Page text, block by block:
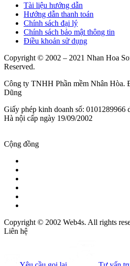
Tài liệu hướng dẫn
Hướng dẫn thanh toán
Chính sách đại lý
Chính sách bảo mật thông tin
Điều khoản sử dụng
Copyright © 2002 – 2021 Nhan Hoa
Reserved.
Công ty TNHH Phần mềm Nhân Hòa.
Dũng
Giấy phép kinh doanh số: 0101289966
Hà nội cấp ngày 19/09/2002
Cộng đồng
Copyright © 2002 Web4s. All rights
Liên hệ